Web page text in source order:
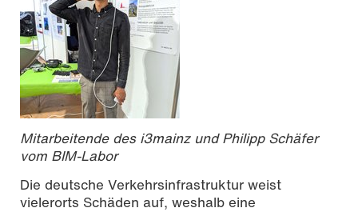
Mitarbeitende des i3mainz und Philipp Schäfer
vom BIM-Labor
Die deutsche Verkehrsinfrastruktur weist
vielerorts Schäden auf, weshalb eine